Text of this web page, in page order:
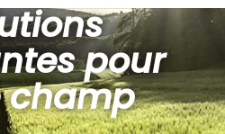
pour
champ